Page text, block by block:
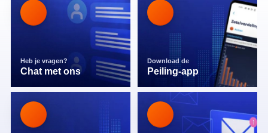
Heb je vragen?
Chat met ons
Download de
Peiling-app